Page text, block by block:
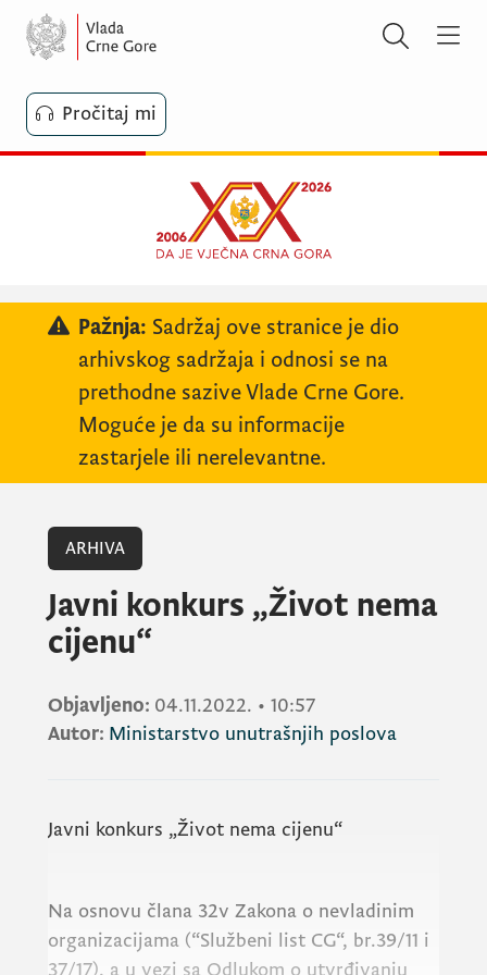
Pročitaj mi
Pažnja: Sadržaj ove stranice je dio
arhivskog sadržaja i odnosi se na
prethodne sazive Vlade Crne Gore.
Moguće je da su informacije
zastarjele ili nerelevantne.
ARHIVA
Javni konkurs „Život nema
cijenu“
Objavljeno: 04.11.2022. • 10:57
Autor: Ministarstvo unutrašnjih poslova
Javni konkurs „Život nema cijenu“
Na osnovu člana 32v Zakona o nevladinim
organizacijama (“Službeni list CG“, br.39/11 i
37/17), a u vezi sa Odlukom o utvrđivanju